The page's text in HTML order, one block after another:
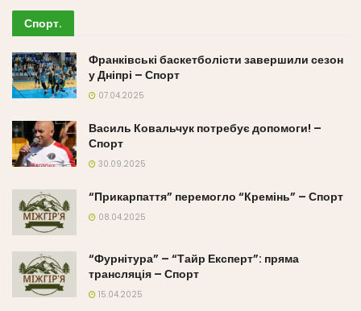
Спорт.
Франківські баскетболісти завершили сезон
у Дніпрі – Спорт
07.04.2025
Василь Ковальчук потребує допомоги! –
Спорт
30.09.2025
“Прикарпаття” перемогло “Кремінь” – Спорт
08.04.2025
“Фурнітура” – “Тайр Експерт”: пряма
трансляція – Спорт
15.04.2025